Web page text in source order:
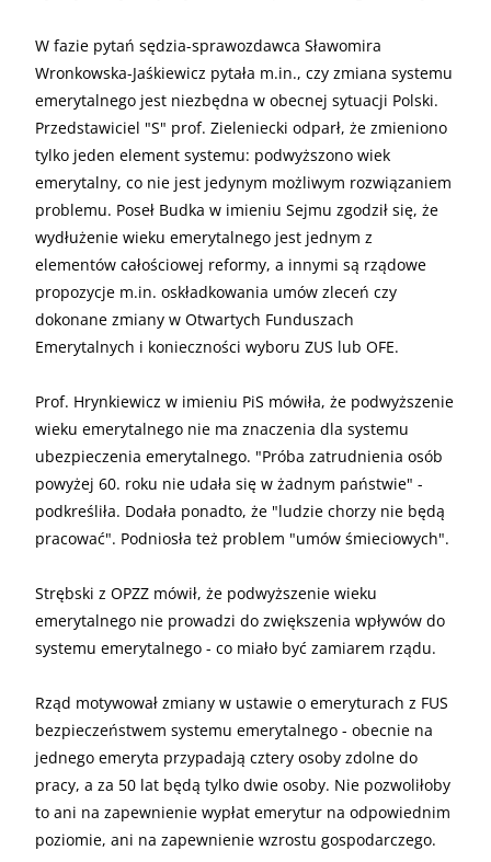
W fazie pytań sędzia-sprawozdawca Sławomira
Wronkowska-Jaśkiewicz pytała m.in., czy zmiana systemu
emerytalnego jest niezbędna w obecnej sytuacji Polski.
Przedstawiciel "S" prof. Zieleniecki odparł, że zmieniono
tylko jeden element systemu: podwyższono wiek
emerytalny, co nie jest jedynym możliwym rozwiązaniem
problemu. Poseł Budka w imieniu Sejmu zgodził się, że
wydłużenie wieku emerytalnego jest jednym z
elementów całościowej reformy, a innymi są rządowe
propozycje m.in. oskładkowania umów zleceń czy
dokonane zmiany w Otwartych Funduszach
Emerytalnych i konieczności wyboru ZUS lub OFE.
Prof. Hrynkiewicz w imieniu PiS mówiła, że podwyższenie
wieku emerytalnego nie ma znaczenia dla systemu
ubezpieczenia emerytalnego. "Próba zatrudnienia osób
powyżej 60. roku nie udała się w żadnym państwie" -
podkreśliła. Dodała ponadto, że "ludzie chorzy nie będą
pracować". Podniosła też problem "umów śmieciowych".
Strębski z OPZZ mówił, że podwyższenie wieku
emerytalnego nie prowadzi do zwiększenia wpływów do
systemu emerytalnego - co miało być zamiarem rządu.
Rząd motywował zmiany w ustawie o emeryturach z FUS
bezpieczeństwem systemu emerytalnego - obecnie na
jednego emeryta przypadają cztery osoby zdolne do
pracy, a za 50 lat będą tylko dwie osoby. Nie pozwoliłoby
to ani na zapewnienie wypłat emerytur na odpowiednim
poziomie, ani na zapewnienie wzrostu gospodarczego.